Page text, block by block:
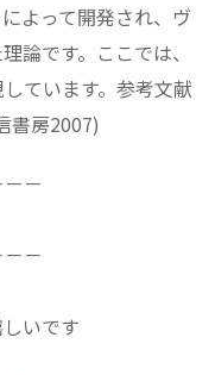
よって開発され、ヴ
論です。ここでは、
ています。参考文献
書房2007)
－
－
いです